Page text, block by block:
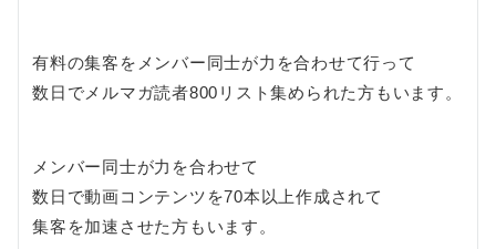
有料の集客をメンバー同士が力を合わせて行って
数日でメルマガ読者800リスト集められた方もいます。
メンバー同士が力を合わせて
数日で動画コンテンツを70本以上作成されて
集客を加速させた方もいます。